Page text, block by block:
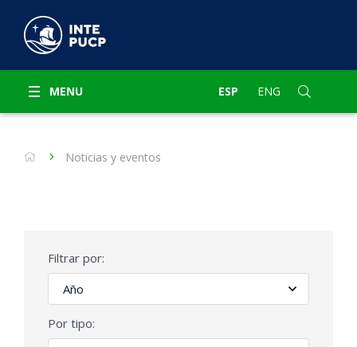
MENU ESP ENG
Noticias y eventos
Filtrar por:
Por tipo: